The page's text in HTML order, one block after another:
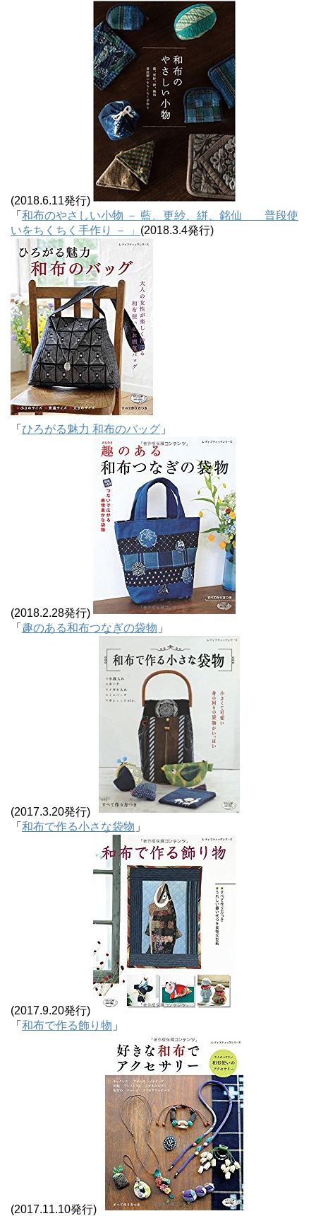
(2018.6.11発行)
「 和布のやさしい小物 － 藍、更紗、絣、銘仙 普段使
いをちくちく手作り － 」 (2018.3.4発行)
「 ひろがる魅力 和布のバッグ 」
(2018.2.28発行)
「 趣のある和布つなぎの袋物 」
(2017.3.20発行)
「 和布で作る小さな袋物 」
(2017.9.20発行)
「 和布で作る飾り物 」
(2017.11.10発行)